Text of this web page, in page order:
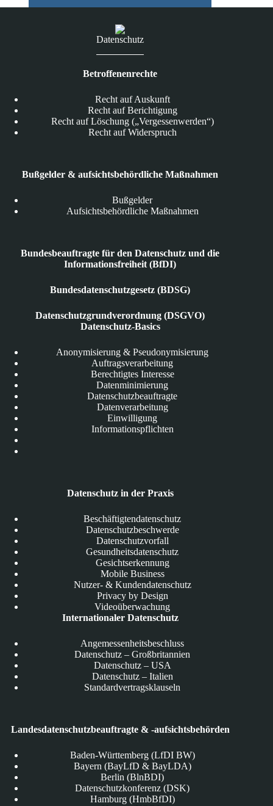
Datenschutz
Betroffenenrechte
Recht auf Auskunft
Recht auf Berichtigung
Recht auf Löschung („Vergessenwerden“)
Recht auf Widerspruch
Bußgelder & aufsichtsbehördliche Maßnahmen
Bußgelder
Aufsichtsbehördliche Maßnahmen
Bundesbeauftragte für den Datenschutz und die
Informationsfreiheit (BfDI)
Bundesdatenschutzgesetz (BDSG)
Datenschutzgrundverordnung (DSGVO)
Datenschutz-Basics
Anonymisierung & Pseudonymisierung
Auftragsverarbeitung
Berechtigtes Interesse
Datenminimierung
Datenschutzbeauftragte
Datenverarbeitung
Einwilligung
Informationspflichten
Datenschutz in der Praxis
Beschäftigtendatenschutz
Datenschutzbeschwerde
Datenschutzvorfall
Gesundheitsdatenschutz
Gesichtserkennung
Mobile Business
Nutzer- & Kundendatenschutz
Privacy by Design
Videoüberwachung
Internationaler Datenschutz
Angemessenheitsbeschluss
Datenschutz – Großbritannien
Datenschutz – USA
Datenschutz – Italien
Standardvertragsklauseln
Landesdatenschutzbeauftragte & -aufsichtsbehörden
Baden-Württemberg (LfDI BW)
Bayern (BayLfD & BayLDA)
Berlin (BlnBDI)
Datenschutzkonferenz (DSK)
Hamburg (HmbBfDI)